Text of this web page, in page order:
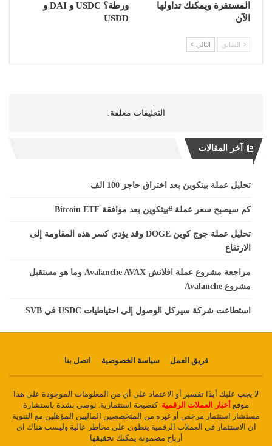
المستقرة ويمكنك تداولها
الآن
ورطة؟ USDC و DAI و
USDD
السابق التالي
التعليقات مغلقة.
آخر المقالات
تحليل عملة بيتكوين بعد اختراق حاجز 100 الف
كم سيصبح سعر عملة #بيتكوين بعد موافقة Bitcoin ETF
تحليل عملة جوج كوين DOGE وقد يؤدي كسر هذه المقاومة إلى
الارتفاع
مراجعة مشروع عملة افلانش Avalanche AVAX وما هو مستقبل
مشروع Avalanche
استطاعت شركة سيركل الوصول إلى احتياطيات USDC في SVB
فريق العمل سياسة الخصوصية اتصل بنا
لا يجب عليك أبدًا تفسير أو الاعتماد على أي من المعلومات الموجودة على هذا
موقع أخبار العملات الرقمية كنصيحة استثمارية. نوصي بشدة باستشارة
مستشار استثمار مرخص أو غيره من المتخصصين الماليين المؤهلين مع التنوية
ان الاستثمار في العملات الرقمية ينطوي على مخاطر عالية وليست هناك اي
أرباح مضمونه يمكنك تحقيقها